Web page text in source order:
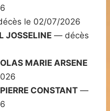
le 02/07/2026
JOSSELINE — décès
MARIE ARSENE
CONSTANT —